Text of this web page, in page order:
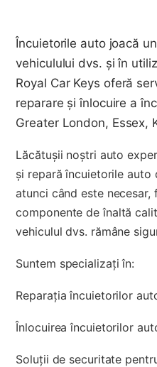
Încuietorile auto joacă
vehiculului dvs. și în
Royal Car Keys oferă
reparare și înlocuire a
Greater London, Essex,
Lăcătușii noștri auto
și repară încuietorile auto
atunci când este
componente de înaltă
vehiculul dvs. rămâne
Suntem specializați în:
Reparația încuietorilor
Înlocuirea încuietorilor
Soluții de securitate